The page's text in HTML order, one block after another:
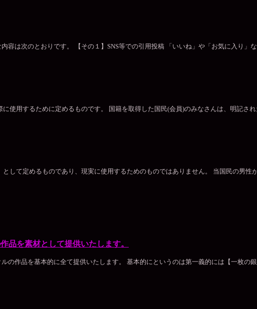
容は次のとおりです。 【その１】SNS等での引用投稿 「いいね」や「お気に入り
使用するために定めるものです。 国籍を取得した国民(会員)のみなさんは、明記さ
して定めるものであり、現実に使用するためのものではありません。 当国民の男性
品を素材として提供いたします。
の作品を基本的に全て提供いたします。 基本的にというのは第一義的には【一枚の